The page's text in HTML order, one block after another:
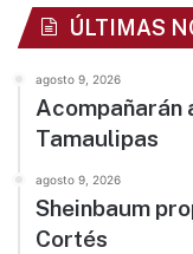
ÚLTIMAS
agosto 9, 2026
Acompañarán
Tamaulipas
agosto 9, 2026
Sheinbaum
Cortés